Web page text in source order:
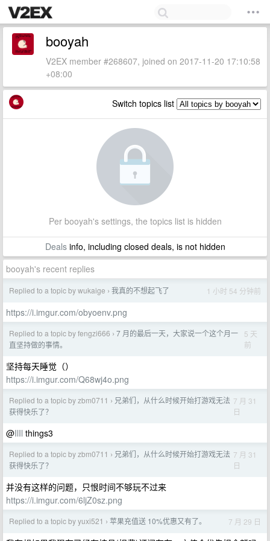
booyah
V2EX member #268607, joined on 2017-11-20 17:10:58
+08:00
Switch topics list
Per booyah's settings, the topics list is hidden
Dealsinfo, including closed deals, is not hidden
booyah's recent replies
Replied to a topic by wukaige › 我真的不想起飞了 1 小时 54 分钟前
https://i.imgur.com/obyoenv.png
Replied to a topic by fengzi666 › 7 月的最后一天，大家说一个这个月一
直坚持做的事情。
5 天
前
坚持每天睡觉（）
https://i.imgur.com/Q68wj4o.png
Replied to a topic by zbm0711 › 兄弟们，从什么时候开始打游戏无法
获得快乐了？
7 月 31
日
@IlIl things3
Replied to a topic by zbm0711 › 兄弟们，从什么时候开始打游戏无法
获得快乐了？
7 月 31
日
并没有这样的问题，只恨时间不够玩不过来
https://i.imgur.com/6ljZ0sz.png
Replied to a topic by yuxi521 › 苹果充值送 10%优惠又有了。 7 月 29 日